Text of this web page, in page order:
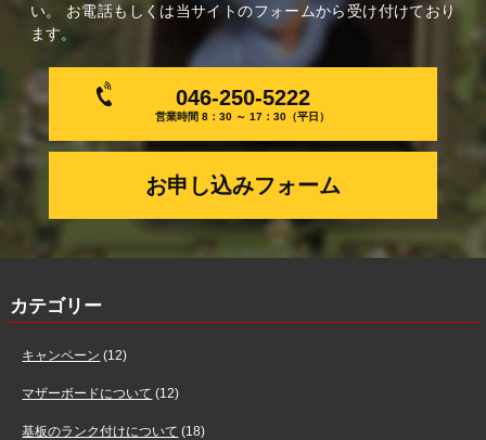
い。 お電話もしくは当サイトのフォームから受け付けており
ます。
046-250-5222
営業時間 8：30 ～ 17：30（平日）
お申し込みフォーム
カテゴリー
キャンペーン (12)
マザーボードについて (12)
基板のランク付けについて (18)